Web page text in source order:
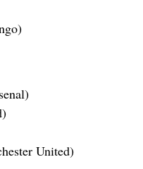
United)